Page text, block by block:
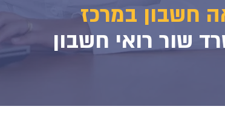
חשבון במרכז
שור רואי חשבון